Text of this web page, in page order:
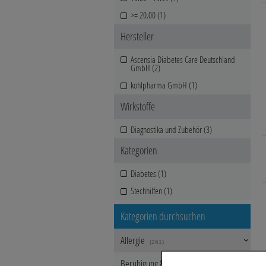
>= 20.00 (1)
Hersteller
Ascensia Diabetes Care Deutschland
GmbH (2)
kohlpharma GmbH (1)
Wirkstoffe
Diagnostika und Zubehör (3)
Kategorien
Diabetes (1)
Stechhilfen (1)
Kategorien durchsuchen
Allergie (261)